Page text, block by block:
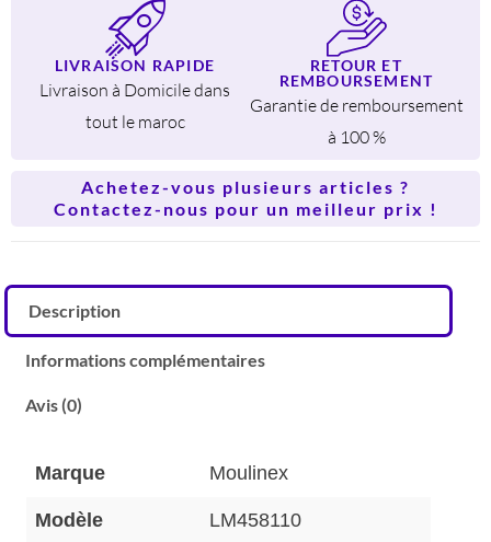
LIVRAISON RAPIDE
Livraison à Domicile dans
tout le maroc
RETOUR ET
REMBOURSEMENT
Garantie de remboursement
à 100 %
Achetez-vous plusieurs articles ?
Contactez-nous pour un meilleur prix !
Description
Informations complémentaires
Avis (0)
Marque Moulinex
Modèle LM458110